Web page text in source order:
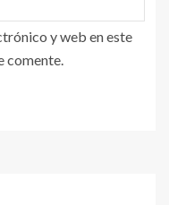
y web en este
comente.